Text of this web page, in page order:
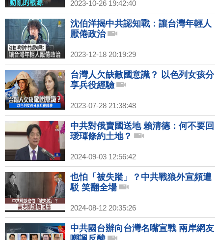
2023-10-26 19:42:40
沈伯洋揭中共認知戰：讓台灣年輕人
厭倦政治
2023-12-18 20:19:29
台灣人欠缺敵國意識？ 以色列女孩分
享兵役經驗
2023-07-28 21:38:48
中共對俄賣國送地 賴清德：何不要回
璦琿條約土地？
2024-09-03 12:56:42
也怕「被失蹤」？中共戰狼外宣頻遭
駁 笑翻全場
2024-08-12 20:35:26
中共國台辦向台灣名嘴宣戰 兩岸網友